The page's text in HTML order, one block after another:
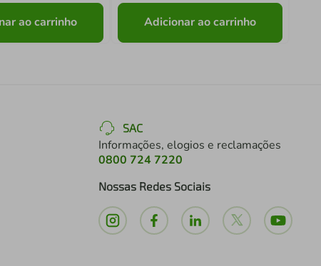
ao carrinho Adicionar ao carrinho
SAC
Informações, elogios e reclamações
0800 724 7220
Nossas Redes Sociais